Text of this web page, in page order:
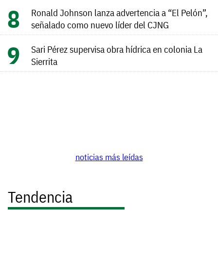
Ronald Johnson lanza advertencia a “El Pelón”,
señalado como nuevo líder del CJNG
Sari Pérez supervisa obra hídrica en colonia La
Sierrita
noticias más leídas
Tendencia